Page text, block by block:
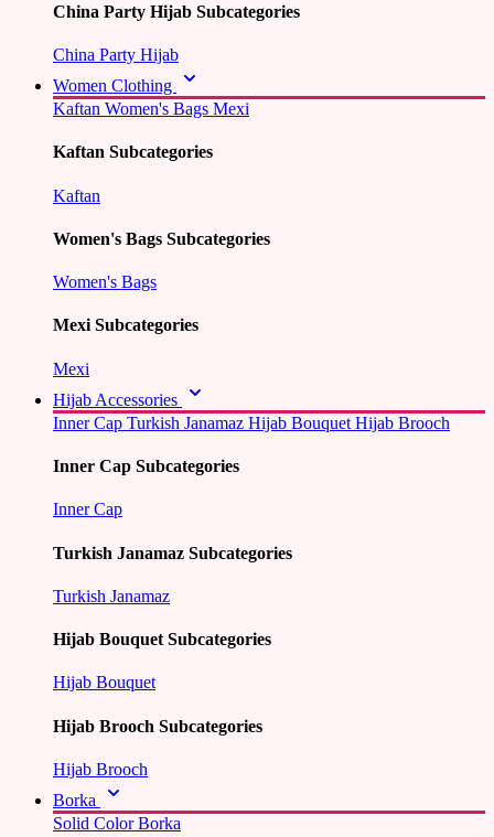
China Party Hijab Subcategories
China Party Hijab
Women Clothing
Kaftan Women's Bags Mexi
Kaftan Subcategories
Kaftan
Women's Bags Subcategories
Women's Bags
Mexi Subcategories
Mexi
Hijab Accessories
Inner Cap Turkish Janamaz Hijab Bouquet Hijab Brooch
Inner Cap Subcategories
Inner Cap
Turkish Janamaz Subcategories
Turkish Janamaz
Hijab Bouquet Subcategories
Hijab Bouquet
Hijab Brooch Subcategories
Hijab Brooch
Borka
Solid Color Borka